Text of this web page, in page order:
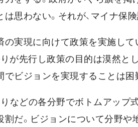
思わない。それが、マイナ
実現に向けて政策を実施し
が先行し政策の目的は漠然と
でビジョンを実現することは
りなどの各分野でボトムアッ
割だ。ビジョンについて分野